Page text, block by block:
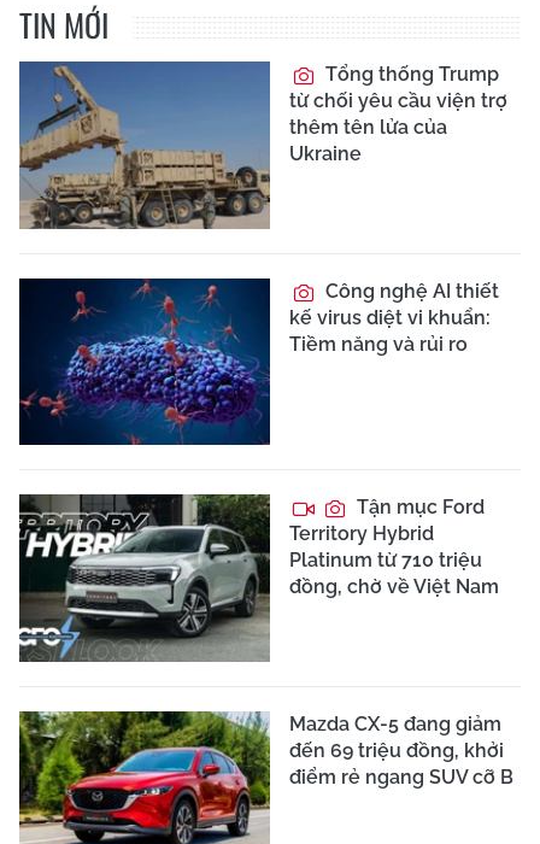
TIN MỚI
Tổng thống Trump
từ chối yêu cầu viện trợ
thêm tên lửa của
Ukraine
Công nghệ AI thiết
kế virus diệt vi khuẩn:
Tiềm năng và rủi ro
Tận mục Ford
Territory Hybrid
Platinum từ 710 triệu
đồng, chờ về Việt Nam
Mazda CX-5 đang giảm
đến 69 triệu đồng, khởi
điểm rẻ ngang SUV cỡ B